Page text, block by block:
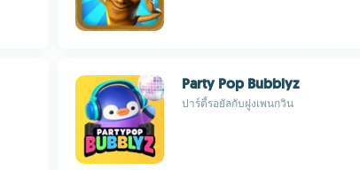
Party Pop Bubblyz
ปาร์ตี้รอยัลกับฝูงเพนกวิน